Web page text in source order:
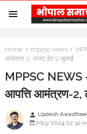
Home mppsc news
आमंत्रण-2, लास्ट डेट 9 जुलाई
MPPSC NEWS -
आपत्ति आमंत्रण-2,
person Updesh Awasthee
7/03/2024